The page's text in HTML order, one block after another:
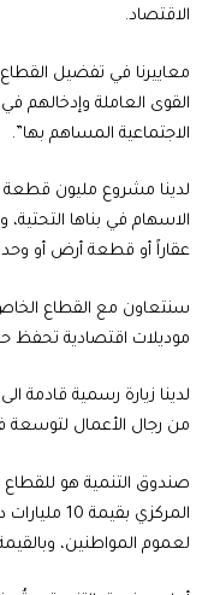
الاقتصاد.
معاييرنا في تفضيل
القوى العاملة وإدخالهم
الاجتماعية المساهم بها”.
لدينا مشروع مليون قطعة
الاسهام في بناها
عقاراً أو قطعة أرض أو
سنتعاون مع القطاع
موديلات اقتصادية تحفظ
لدينا زيارة رسمية قادمة
من رجال الأعمال لتوسعة
صندوق التنمية هو
المركزي
لعموم المواطنين،